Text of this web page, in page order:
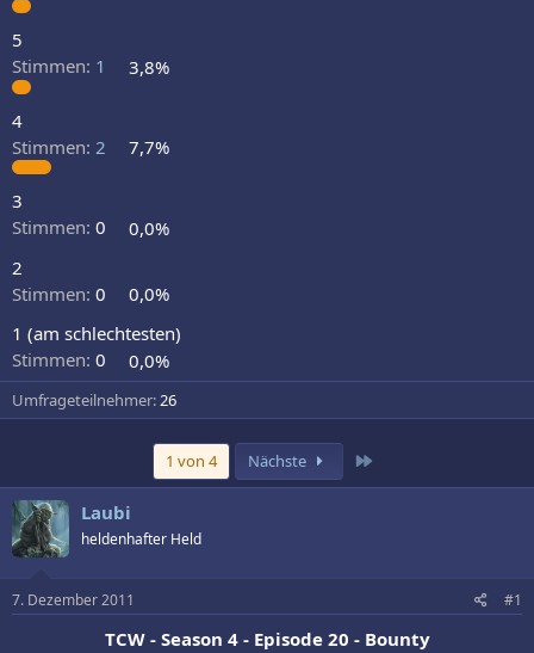
5
Stimmen: 1 3,8%
4
Stimmen: 2 7,7%
3
Stimmen: 0
0,0%
2
Stimmen: 0
0,0%
1 (am schlechtesten)
Stimmen: 0 0,0%
Umfrageteilnehmer 26
1 von 4 Nächste
Laubi
heldenhafter Held
7. Dezember 2011 #1
TCW - Season 4 - Episode 20 - Bounty